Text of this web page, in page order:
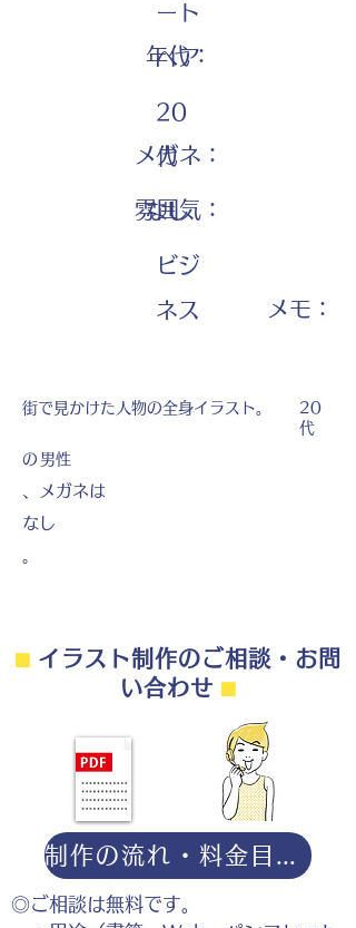
ート
ヘア
年代：
20
代
メガネ：
なし
雰囲気：
ビジ
ネス
​メモ：
街で見かけた人物の全身イラスト。
20
代
の 男性
、メガネは
なし
。
⬛︎イラスト制作のご相談・お問
い合わせ ⬛︎
◎ご相談は無料です。